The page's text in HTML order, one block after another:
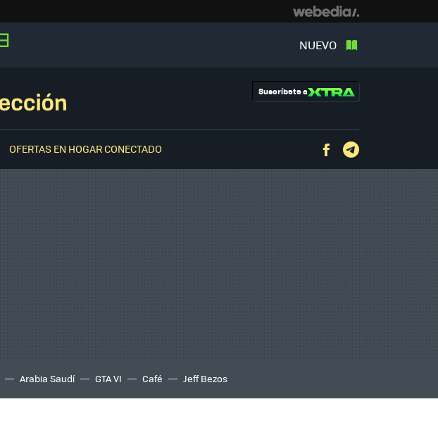
NUEVO
Suscríbete a
OFERTAS EN HOGAR CONECTADO Facebook
Arabia Saudí GTA VI Café Jeff Bezos